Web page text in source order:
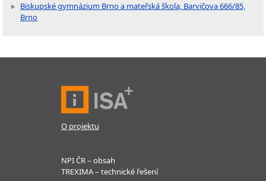
Biskupské gymnázium Brno a mateřská škola, Barvičova 666/85,
Brno
O projektu
NPI ČR – obsah
TREXIMA – technické řešení